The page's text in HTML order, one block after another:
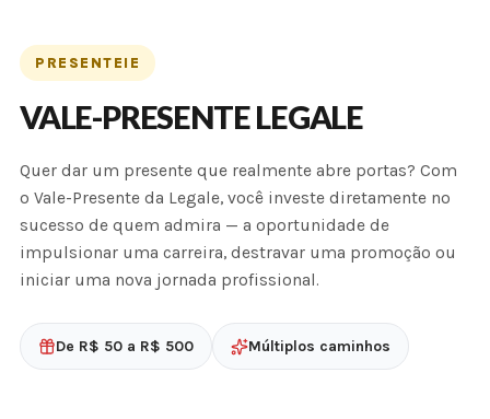
PRESENTEIE
VALE-PRESENTE LEGALE
Quer dar um presente que realmente abre portas? Com
o Vale-Presente da Legale, você investe diretamente no
sucesso de quem admira — a oportunidade de
impulsionar uma carreira, destravar uma promoção ou
iniciar uma nova jornada profissional.
De R$ 50 a R$ 500 Múltiplos caminhos